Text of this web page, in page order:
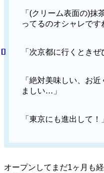
「(クリーム表面の)抹
ってるのオシャレです
「次京都に行くとき
「絶対美味しい、お
ましい…」
「東京にも進出して！
オープンしてまだ1ヶ月も